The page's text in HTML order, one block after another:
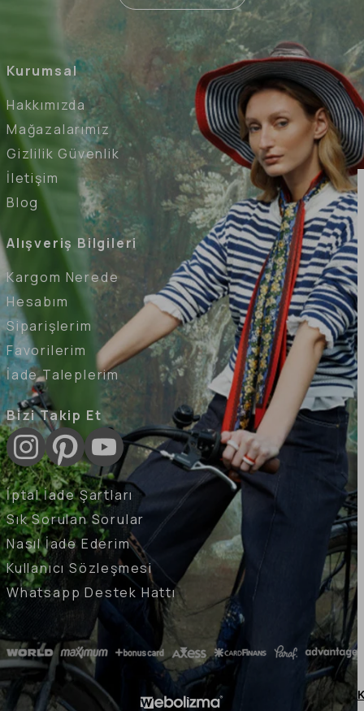
Kurumsal
Hakkımızda
Mağazalarımız
Gizlilik Güvenlik
İletişim
Blog
Alışveriş Bilgileri
Kargom Nerede
Hesabım
Siparişlerim
Favorilerim
İade Taleplerim
Bizi Takip Et
İptal İade Şartları
Sık Sorulan Sorular
Nasıl İade Ederim
Kullanıcı Sözleşmesi
Whatsapp Destek Hattı